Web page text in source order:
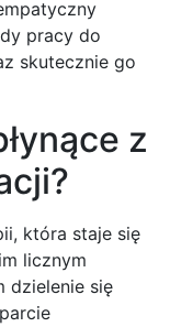
pracy do
skutecznie go
z
która staje się
licznym
dzielenie się